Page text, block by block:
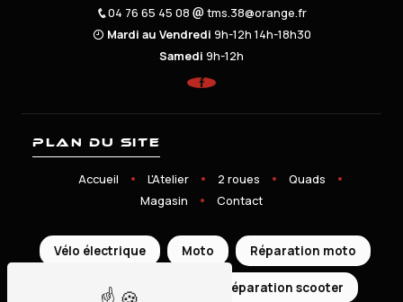
04 76 65 45 08
tms.38@orange.fr
Mardi au Vendredi 9h-12h 14h-18h30
Samedi 9h-12h
Plan du site
Accueil L'Atelier 2 roues
Quads
Magasin
Contact
Vélo électrique Moto Réparation moto
Scooter Réparation scooter